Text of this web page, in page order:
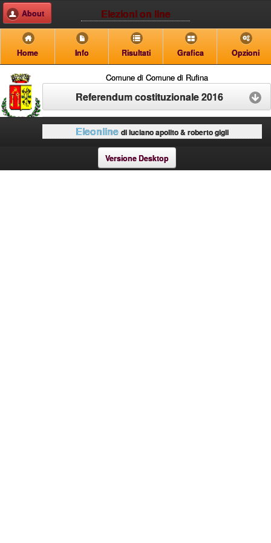
Elezioni on line
About
Home Info Risultati Grafica Opzioni
Comune di Comune di Rufina
Referendum costituzionale 2016
Eleonline di luciano apolito & roberto gigli
Versione Desktop